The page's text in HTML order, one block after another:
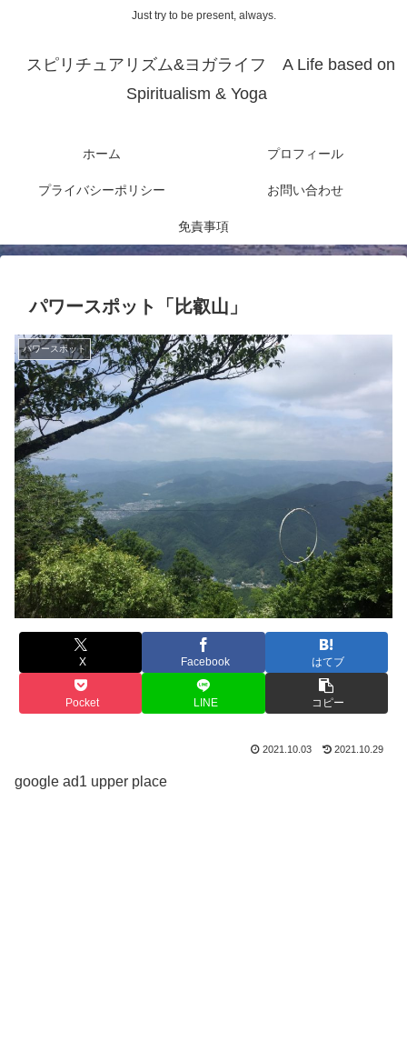
Just try to be present, always.
スピリチュアリズム&ヨガライフ A Life based on
Spiritualism & Yoga
ホーム プロフィール
プライバシーポリシー お問い合わせ
免責事項
パワースポット「比叡山」
パワースポット
X Facebook はてブ
Pocket LINE コピー
2021.10.03 2021.10.29
google ad1 upper place